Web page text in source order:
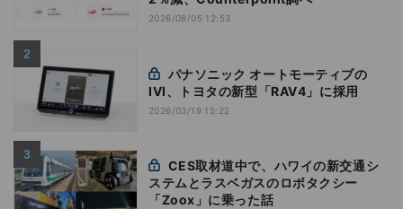
2026/08/05 12:53
IVI、トヨタの新型「RAV4」に採用
2026/03/19 15:22
ステムとラスベガスのロボタクシー
「Zoox」に乗った話